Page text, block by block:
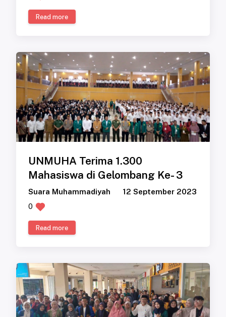
Read more
UNMUHA Terima 1.300
Mahasiswa di Gelombang Ke- 3
Suara Muhammadiyah
12 September 2023
0
Read more